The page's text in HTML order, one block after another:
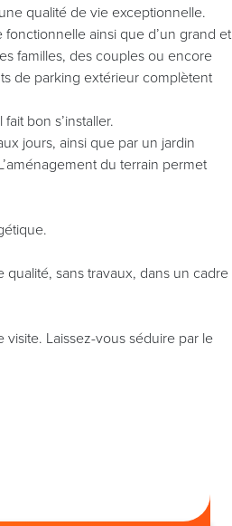
qualité de vie exceptionnelle.
ainsi que d’un grand et
familles, des couples ou encore
de parking extérieur complètent
bon s’installer.
jours, ainsi que par un jardin
du terrain permet
sans travaux, dans un cadre
visite. Laissez-vous séduire par le